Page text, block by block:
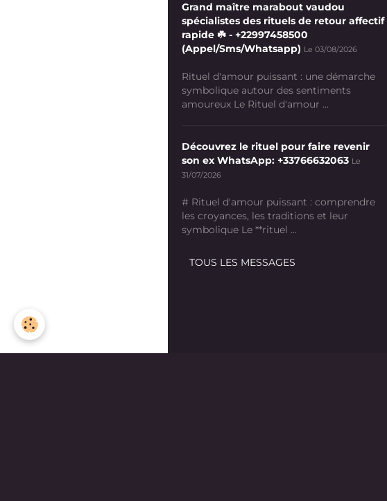
Grand maître marabout vaudou
spécialistes des rituels de retour affectif
rapide ☘️ - +22997458500
(Appel/Sms/Whatsapp) Le 03/08/2026
Rituel d'amour puissant : une démarche
symbolique autour des sentiments
amoureux Le Rituel d'amour ...
Découvrez le rituel pour faire revenir
son ex WhatsApp: +33766632063 Le
31/07/2026
# Rituel d'amour puissant : comprendre
les croyances, les traditions et leur
symbolique Le **rituel ...
TOUS LES MESSAGES